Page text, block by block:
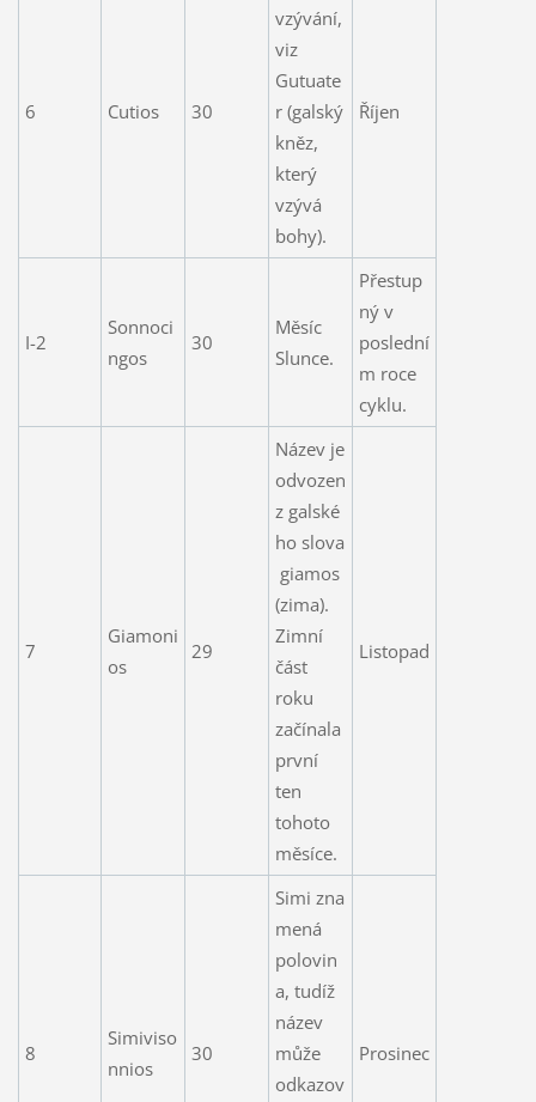
6 Cutios 30
vzývání,
viz
Gutuate
r (galský
kněz,
který
vzývá
bohy).
Říjen
I-2
Sonnoci
ngos
30
Měsíc
Slunce.
Přestup
ný v
poslední
m roce
cyklu.
7
Giamoni
os
29
Název je
odvozen
z galské
ho slova
giamos
(zima).
Zimní
část
roku
začínala
první
ten
tohoto
měsíce.
Listopad
8
Simiviso
nnios
30
Simi zna
mená
polovin
a, tudíž
název
může
odkazov
Prosinec